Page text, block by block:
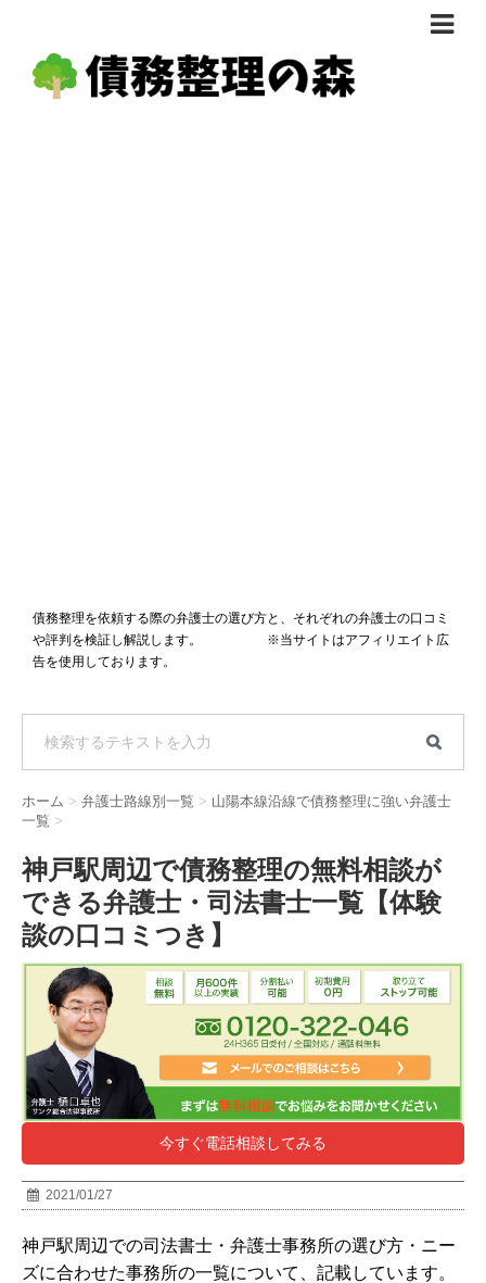
債務整理体験談
債務整理を依頼する際の弁護士の選び方と、それぞれの弁護士の口コミ
や評判を検証し解説します。 ※当サイトはアフィリエイト広
告を使用しております。
ホーム > 弁護士路線別一覧 > 山陽本線沿線で債務整理に強い弁護士
一覧 >
神戸駅周辺で債務整理の無料相談が
できる弁護士・司法書士一覧【体験
談の口コミつき】
今すぐ電話相談してみる
2021/01/27
神戸駅周辺での司法書士・弁護士事務所の選び方・ニー
ズに合わせた事務所の一覧について、記載しています。